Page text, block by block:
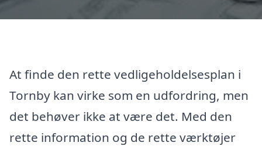
At finde den rette vedligeholdelsesplan i
Tornby kan virke som en udfordring, men
det behøver ikke at være det. Med den
rette information og de rette værktøjer